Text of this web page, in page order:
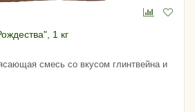
1 кг
смесь со вкусом глинтвейна и